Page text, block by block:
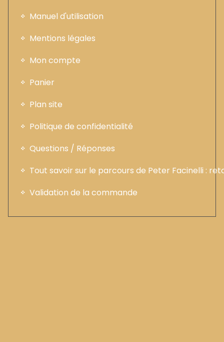
Manuel d'utilisation
Mentions légales
Mon compte
Panier
Plan site
Politique de confidentialité
Questions / Réponses
Tout savoir sur le parcours de Peter Facinelli :
Validation de la commande